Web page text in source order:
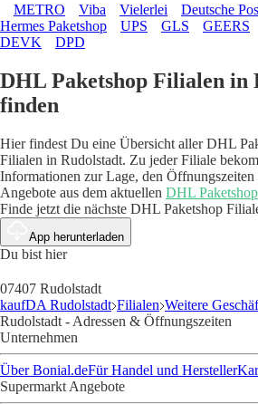
METRO Viba Vielerlei Deutsche
Hermes Paketshop
UPS GLS GEERS
DEVK
DPD
DHL Paketshop Filialen in
finden
Hier findest Du eine Übersicht aller DHL
Filialen in Rudolstadt. Zu jeder Filiale
Informationen zur Lage, den
Angebote aus dem aktuellen DHL Paketshop
Finde jetzt die nächste DHL Paketshop
App herunterladen
Du bist hier
07407 Rudolstadt
kaufDA Rudolstadt Filialen Weitere
Rudolstadt - Adressen & Öffnungszeiten
Unternehmen
Über Bonial.deFür Handel und Hersteller
Supermarkt Angebote